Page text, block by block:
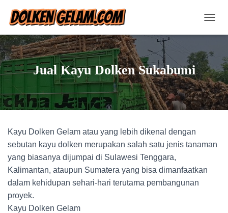
O
G
E
N
A
V
I
T
Jual Kayu Dolken Sukabumi
Kayu Dolken Gelam atau yang lebih dikenal dengan
sebutan kayu dolken merupakan salah satu jenis tanaman
yang biasanya dijumpai di Sulawesi Tenggara,
Kalimantan, ataupun Sumatera yang bisa dimanfaatkan
dalam kehidupan sehari-hari terutama pembangunan
proyek.
Kayu Dolken Gelam